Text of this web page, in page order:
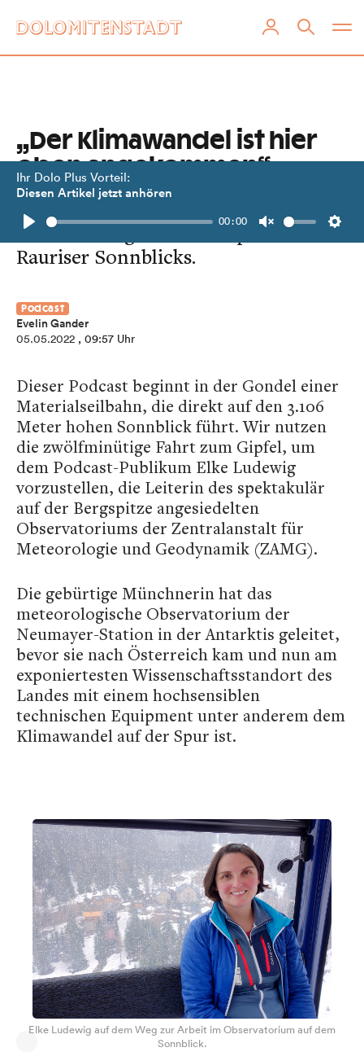
Ihr Dolo Plus Vorteil:
Diesen Artikel jetzt anhören
Play
00:00
Unmute
„Der Klimawandel ist hier
oben angekommen“
Ein Podcast-Gespräch mit Forscherin
Elke Ludewig auf dem Gipfel des
Rauriser Sonnblicks.
Podcast
Evelin Gander
05.05.2022 , 09:57 Uhr
Dieser Podcast beginnt in der Gondel einer
Materialseilbahn, die direkt auf den 3.106
Meter hohen Sonnblick führt. Wir nutzen
die zwölfminütige Fahrt zum Gipfel, um
dem Podcast-Publikum Elke Ludewig
vorzustellen, die Leiterin des spektakulär
auf der Bergspitze angesiedelten
Observatoriums der Zentralanstalt für
Meteorologie und Geodynamik (ZAMG).
Die gebürtige Münchnerin hat das
meteorologische Observatorium der
Neumayer-Station in der Antarktis geleitet,
bevor sie nach Österreich kam und nun am
exponiertesten Wissenschaftsstandort des
Landes mit einem hochsensiblen
technischen Equipment unter anderem dem
Klimawandel auf der Spur ist.
Elke Ludewig auf dem Weg zur Arbeit im Observatorium auf dem
Sonnblick.